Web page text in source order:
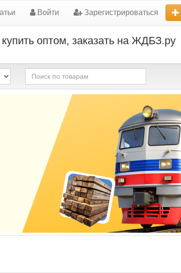
Войти Зарегистрироваться
оптом, заказать на ЖДБЗ.ру